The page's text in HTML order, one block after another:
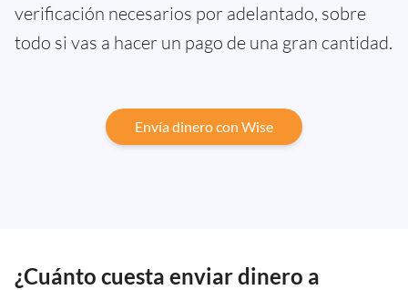
verificación necesarios por adelantado, sobre
todo si vas a hacer un pago de una gran cantidad.
Envía dinero con Wise
¿Cuánto cuesta enviar dinero a